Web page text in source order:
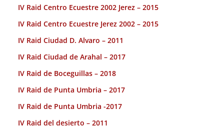
IV Raid Centro Ecuestre 2002 Jerez – 2015
IV Raid Centro Ecuestre Jerez 2002 – 2015
IV Raid Ciudad D. Alvaro – 2011
IV Raid Ciudad de Arahal – 2017
IV Raid de Boceguillas – 2018
IV Raid de Punta Umbria – 2017
IV Raid de Punta Umbria -2017
IV Raid del desierto – 2011